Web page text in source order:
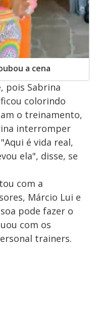
a cena
pois Sabrina
colorindo
o treinamento,
interromper
é vida real,
ela", disse, se
com a
Márcio Lui e
pode fazer o
com os
trainers.